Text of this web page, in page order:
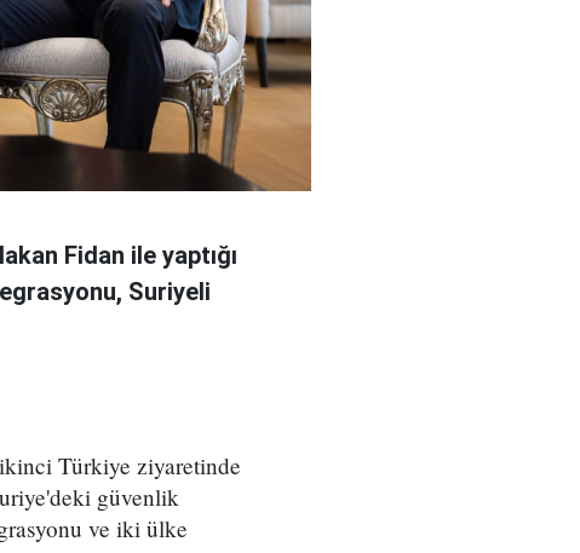
Fidan ile yaptığı
Suriyeli
ikinci Türkiye ziyaretinde
güvenlik
ve iki ülke